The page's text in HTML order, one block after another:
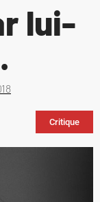
lui-
Critique